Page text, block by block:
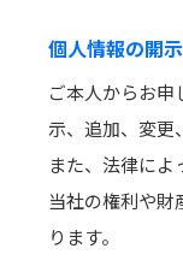
個人情報の開
ご本人からお申
示、追加、変更
また、法律に
当社の権利や財
ります。